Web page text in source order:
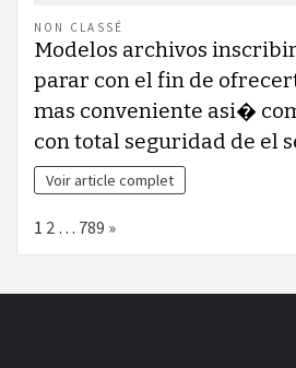
NON CLASSÉ
Modelos archivos
parar con el fin de
mas conveniente asi�
con total seguridad de el
Voir article complet
Page:
1 2 … 789 Next
»